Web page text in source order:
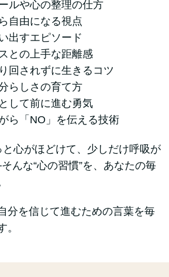
ルや心の整理の仕方
自由になる視点
出すエピソード
との上手な距離感
回されずに生きるコツ
らしさの育て方
して前に進む勇気
ら「NO」を伝える技術
心がほどけて、少しだけ呼吸が
んな“心の習慣”を、あなたの毎
分を信じて進むための言葉を毎
。